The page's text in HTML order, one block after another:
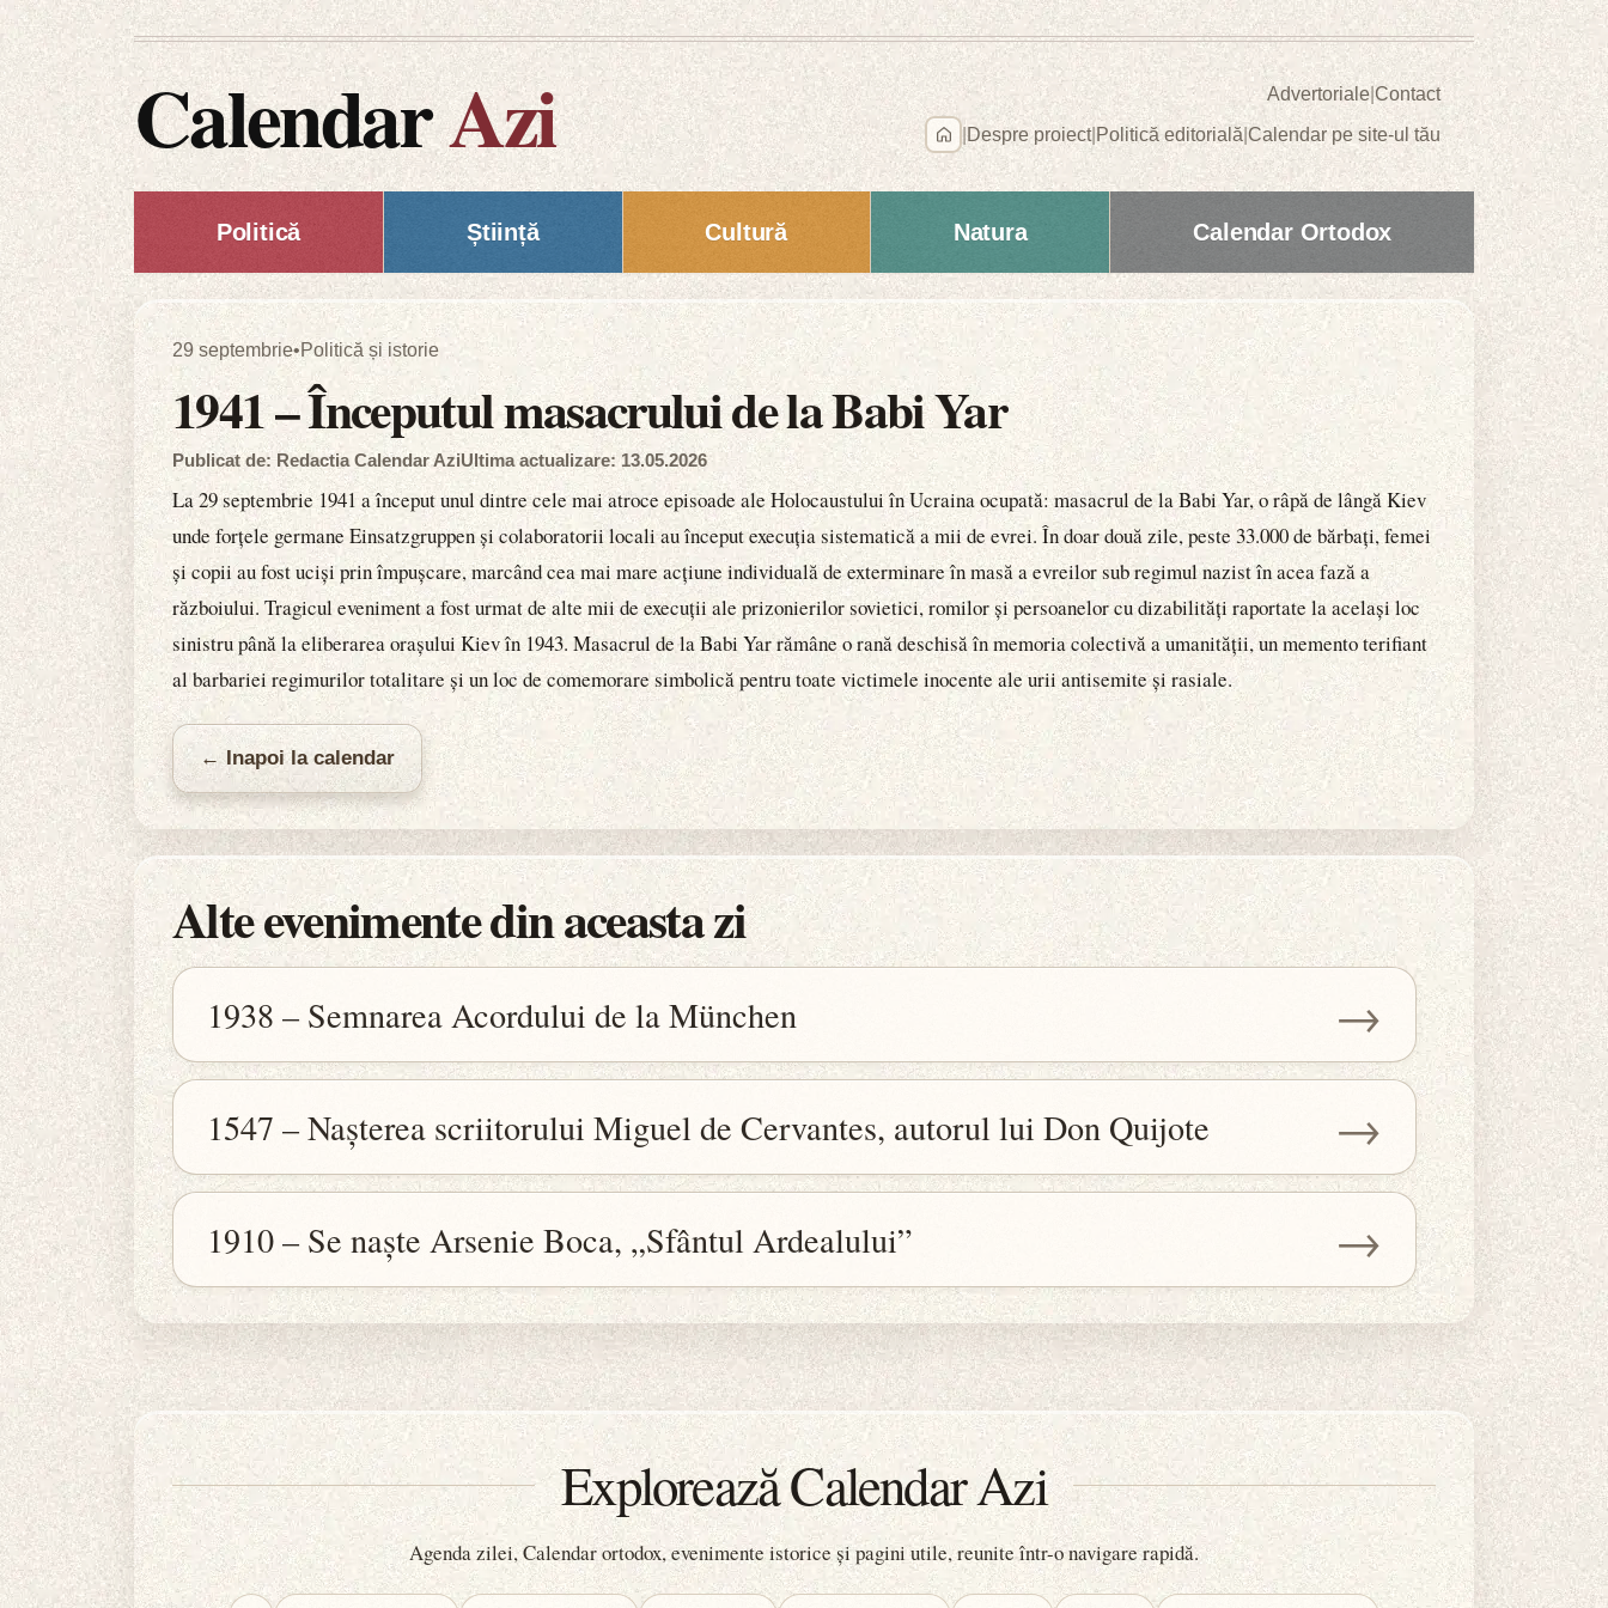
CalendarAzi Advertoriale|Contact
Despre proiect| Politică editorială|Calendar pe site-ul tău
Politică Știință Cultură Natura Calendar Ortodox
29 septembrie•Politică și istorie
1941 – Începutul masacrului de la Babi Yar
Publicat de: Redactia Calendar AziUltima actualizare: 13.05.2026
La 29 septembrie 1941 a început unul dintre cele mai atroce episoade ale Holocaustului în Ucraina ocupată: masacrul de la Babi Yar, o râpă de lângă Kiev
unde forțele germane Einsatzgruppen și colaboratorii locali au început execuția sistematică a mii de evrei. În doar două zile, peste 33.000 de bărbați, femei
și copii au fost uciși prin împușcare, marcând cea mai mare acțiune individuală de exterminare în masă a evreilor sub regimul nazist în acea fază a
războiului. Tragicul eveniment a fost urmat de alte mii de execuții ale prizonierilor sovietici, romilor și persoanelor cu dizabilități raportate la același loc
sinistru până la eliberarea orașului Kiev în 1943. Masacrul de la Babi Yar rămâne o rană deschisă în memoria colectivă a umanității, un memento terifiant
al barbariei regimurilor totalitare și un loc de comemorare simbolică pentru toate victimele inocente ale urii antisemite și rasiale.
← Inapoi la calendar
Alte evenimente din aceasta zi
1938 – Semnarea Acordului de la München →
1547 – Nașterea scriitorului Miguel de Cervantes, autorul lui Don Quijote →
1910 – Se naște Arsenie Boca, „Sfântul Ardealului” →
Explorează Calendar Azi
Agenda zilei, Calendar ortodox, evenimente istorice și pagini utile, reunite într-o navigare rapidă.